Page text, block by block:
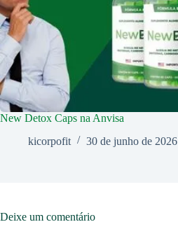
New Detox Caps na Anvisa
kicorpofit
30 de junho de 2026
Deixe um comentário